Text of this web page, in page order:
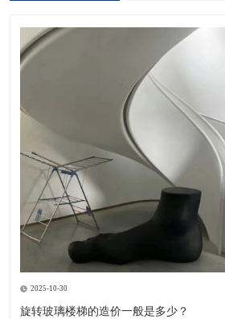
2025-10-30
旋转玻璃楼梯的造价一般是多少？